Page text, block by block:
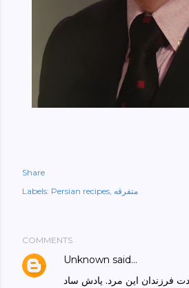
Share
Labels: Persian recipes متفرقه
COMMENTS
Unknown said…
فرزندان این مرد. یادش ساد